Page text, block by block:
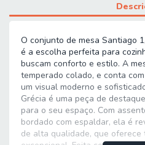
O conjunto de mesa Santiago
é a escolha perfeita para
buscam conforto e estilo. A
temperado colado, e conta
um visual moderno e
Grécia é uma peça de
para o seu espaço. Com
bordado com espaldar, ela é
de alta qualidade, que